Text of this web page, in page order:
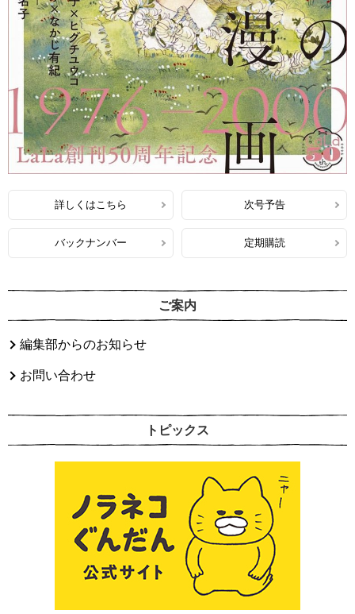
詳しくはこちら 次号予告
バックナンバー 定期購読
ご案内
編集部からのお知らせ
お問い合わせ
トピックス